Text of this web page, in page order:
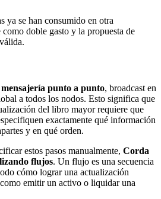
ya se han consumido en otra
como doble gasto y la propuesta de
punto a punto, broadcast en
a todos los nodos. Esto significa que
del libro mayor requiere que
exactamente qué información
y en qué orden.
estos pasos manualmente, Corda
flujos. Un flujo es una secuencia
cómo lograr una actualización
emitir un activo o liquidar una